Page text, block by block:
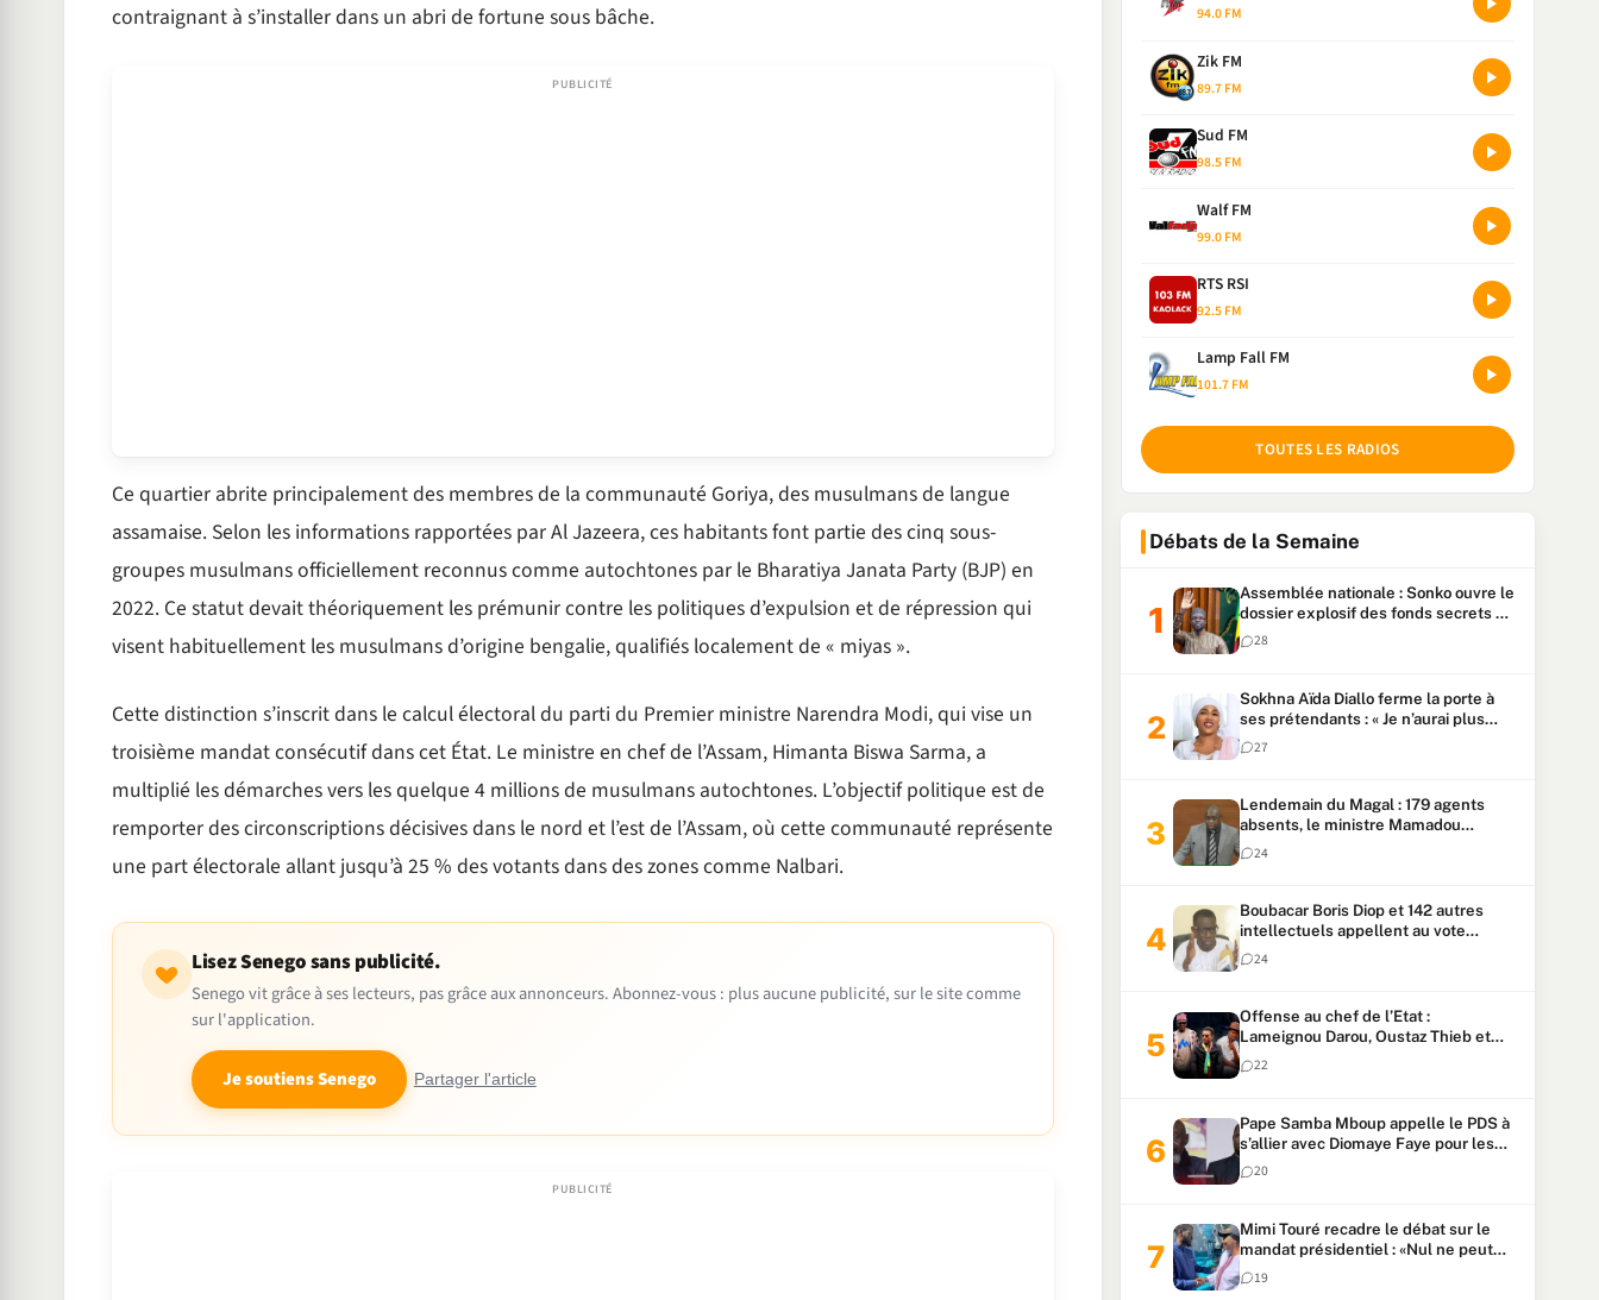
contraignant à s’installer dans un abri de fortune sous bâche.
Ce quartier abrite principalement des membres de la communauté Goriya, des musulmans de langue
assamaise. Selon les informations rapportées par Al Jazeera, ces habitants font partie des cinq sous-
groupes musulmans officiellement reconnus comme autochtones par le Bharatiya Janata Party (BJP) en
2022. Ce statut devait théoriquement les prémunir contre les politiques d’expulsion et de répression qui
visent habituellement les musulmans d’origine bengalie, qualifiés localement de « miyas ».
Cette distinction s’inscrit dans le calcul électoral du parti du Premier ministre Narendra Modi, qui vise un
troisième mandat consécutif dans cet État. Le ministre en chef de l’Assam, Himanta Biswa Sarma, a
multiplié les démarches vers les quelque 4 millions de musulmans autochtones. L’objectif politique est de
remporter des circonscriptions décisives dans le nord et l’est de l’Assam, où cette communauté représente
une part électorale allant jusqu’à 25 % des votants dans des zones comme Nalbari.
Lisez Senego sans publicité.
Senego vit grâce à ses lecteurs, pas grâce aux annonceurs. Abonnez-vous : plus aucune publicité, sur le site comme
sur l'application.
Je soutiens Senego Partager l'article
94.0 FM
Zik FM
89.7 FM
Sud FM
98.5 FM
Walf FM
99.0 FM
RTS RSI
92.5 FM
Lamp Fall FM
101.7 FM
TOUTES LES RADIOS
Débats de la Semaine
Assemblée nationale : Sonko ouvre le
dossier explosif des fonds secrets et
du patrimoine présidentiel
28
Sokhna Aïda Diallo ferme la porte à
ses prétendants : « Je n’aurai plus
jamais un autre mari »
27
Lendemain du Magal : 179 agents
absents, le ministre Mamadou
Lamine Dianté exige des explications
24
Boubacar Boris Diop et 142 autres
intellectuels appellent au vote
urgent de la révision
constitutionnelle
24
Offense au chef de l’Etat :
Lameignou Darou, Oustaz Thieb et
Ndiaye Touba lourdement
condamnés
22
Pape Samba Mboup appelle le PDS à
s’allier avec Diomaye Faye pour les
locales et tacle Sonko
20
Mimi Touré recadre le débat sur le
mandat présidentiel : «Nul ne peut
faire plus de deux mandats
consécutifs de 5 ans»
19